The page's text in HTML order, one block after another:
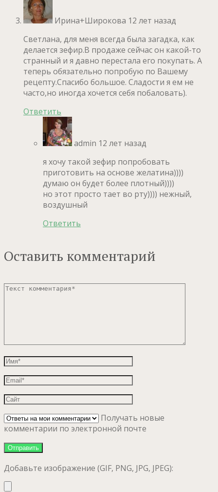
Ирина+Широкова 12 лет назад
Светлана, для меня всегда была загадка, как
делается зефир.В продаже сейчас он какой-то
странный и я давно перестала его покупать. А
теперь обязательно попробую по Вашему
рецепту.Спасибо большое. Сладости я ем не
часто,но иногда хочется себя побаловать).
Ответить
admin 12 лет назад
я хочу такой зефир попробовать
приготовить на основе желатина))))
думаю он будет более плотный))))
но этот просто тает во рту)))) нежный,
воздушный
Ответить
Оставить комментарий
Получать новые
комментарии по электронной почте
Добавьте изображение (GIF, PNG, JPG, JPEG):